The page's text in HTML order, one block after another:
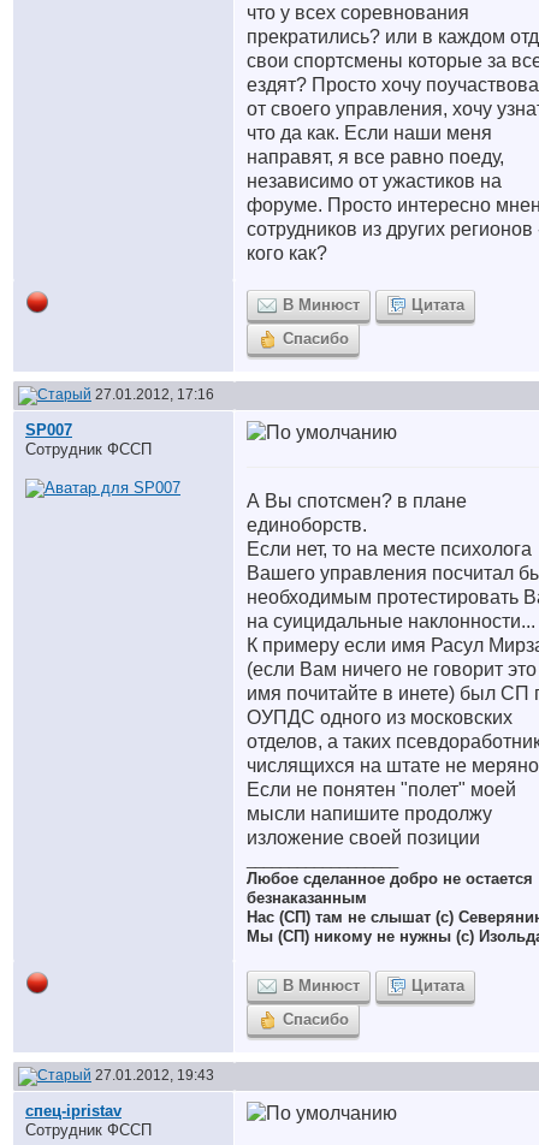
что у всех соревнования
прекратились? или в каждом
свои спортсмены которые за
ездят? Просто хочу
от своего управления, хочу
что да как. Если наши меня
направят, я все равно поеду,
независимо от ужастиков на
форуме. Просто интересно
сотрудников из других регионов
кого как?
В Минюст
Цитата
Спасибо
27.01.2012, 17:16
SP007
Сотрудник ФССП
А Вы спотсмен? в плане
единоборств.
Если нет, то на месте психолога
Вашего управления посчитал
необходимым протестировать
на суицидальные наклонности...
К примеру если имя Расул
(если Вам ничего не говорит это
имя почитайте в инете) был СП
ОУПДС одного из московских
отделов, а таких
числящихся на штате не
Если не понятен "полет" моей
мысли напишите продолжу
изложение своей позиции
Любое сделанное добро не остается
безнаказанным
Нас (СП) там не слышат (с)
Мы (СП) никому не нужны (с)
В Минюст
Цитата
Спасибо
27.01.2012, 19:43
спец-ipristav
Сотрудник ФССП